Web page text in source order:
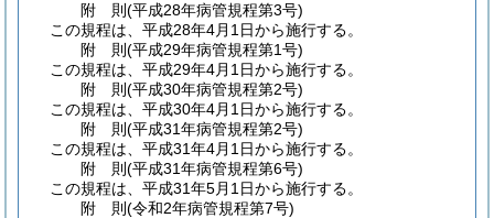
附 則(平成28年病管規程第3号)
この規程は、平成28年4月1日から施行する。
附 則(平成29年病管規程第1号)
この規程は、平成29年4月1日から施行する。
附 則(平成30年病管規程第2号)
この規程は、平成30年4月1日から施行する。
附 則(平成31年病管規程第2号)
この規程は、平成31年4月1日から施行する。
附 則(平成31年病管規程第6号)
この規程は、平成31年5月1日から施行する。
附 則(令和2年病管規程第7号)